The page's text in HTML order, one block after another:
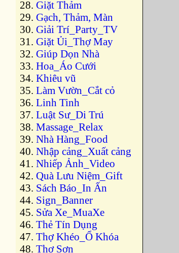
Giặt Thảm
Gạch, Thảm, Màn
Giải Trí_Party_TV
Giặt Ủi_Thợ May
Giúp Dọn Nhà
Hoa_Áo Cưới
Khiêu vũ
Làm Vườn_Cắt cỏ
Linh Tinh
Luật Sư_Di Trú
Massage_Relax
Nhà Hàng_Food
Nhập cảng_Xuất cảng
Nhiếp Ảnh_Video
Quà Lưu Niệm_Gift
Sách Báo_In Ấn
Sign_Banner
Sửa Xe_MuaXe
Thẻ Tín Dụng
Thợ Khéo_Ổ Khóa
Thợ Sơn